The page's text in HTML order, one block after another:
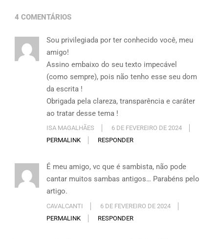
4 COMENTÁRIOS
Sou privilegiada por ter conhecido você, meu
amigo!
Assino embaixo do seu texto impecável
(como sempre), pois não tenho esse seu dom
da escrita !
Obrigada pela clareza, transparência e caráter
ao tratar desse tema !
ISA MAGALHÃES
6 DE FEVEREIRO DE 2024
PERMALINK
RESPONDER
É meu amigo, vc que é sambista, não pode
cantar muitos sambas antigos… Parabéns pelo
artigo.
CAVALCANTI
6 DE FEVEREIRO DE 2024
PERMALINK
RESPONDER